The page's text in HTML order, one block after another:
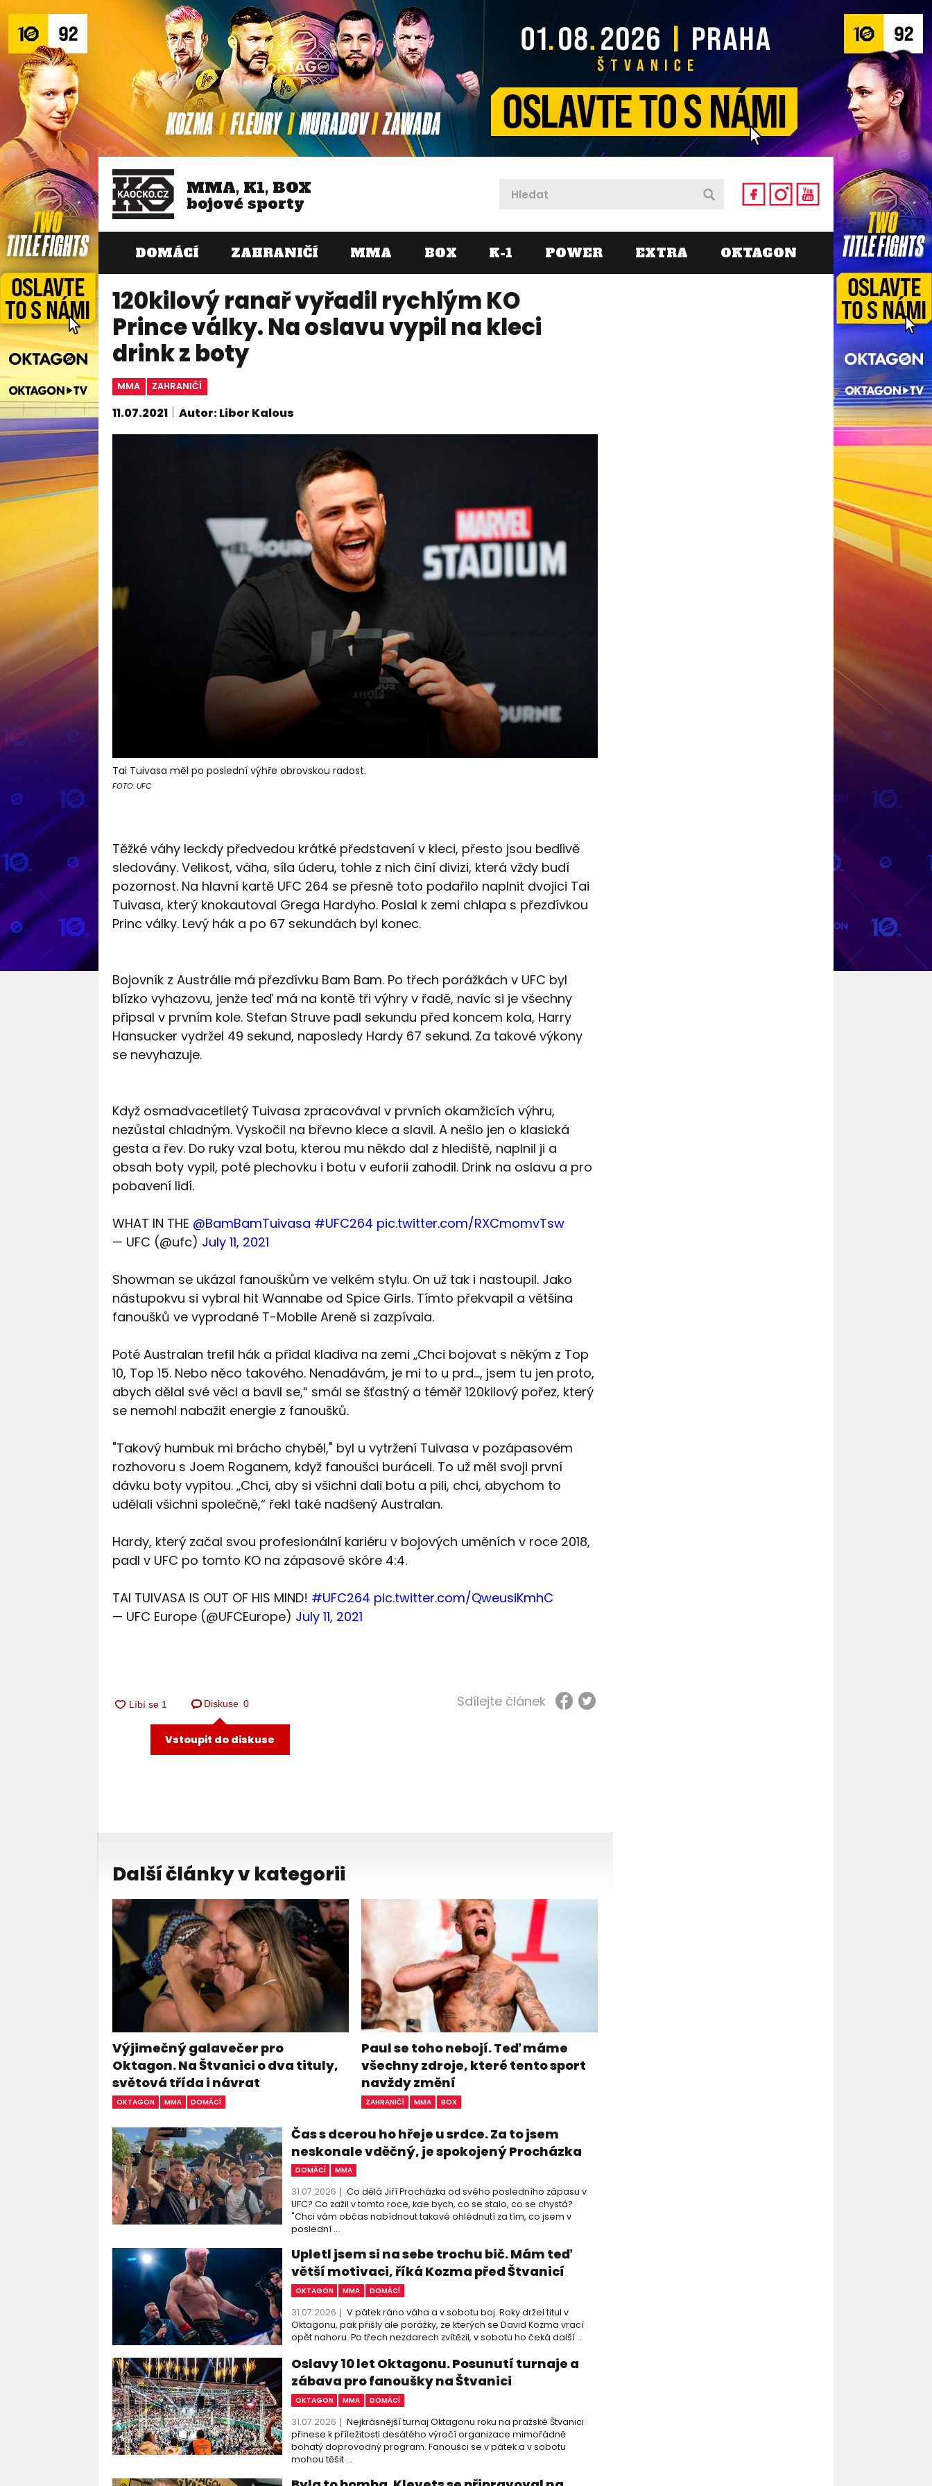
MMA, K1, BOX
bojové sporty
DOMÁCÍ ZAHRANIČÍ MMA BOX K-1 POWER EXTRA OKTAGON
120kilový ranař vyřadil rychlým KO
Prince války. Na oslavu vypil na kleci
drink z boty
MMA ZAHRANIČÍ
11.07.2021 Autor: Libor Kalous
Tai Tuivasa měl po poslední výhře obrovskou radost.
FOTO: UFC
Těžké váhy leckdy předvedou krátké představení v kleci, přesto jsou bedlivě
sledovány. Velikost, váha, síla úderu, tohle z nich činí divizi, která vždy budí
pozornost. Na hlavní kartě UFC 264 se přesně toto podařilo naplnit dvojici Tai
Tuivasa, který knokautoval Grega Hardyho. Poslal k zemi chlapa s přezdívkou
Princ války. Levý hák a po 67 sekundách byl konec.
Bojovník z Austrálie má přezdívku Bam Bam. Po třech porážkách v UFC byl
blízko vyhazovu, jenže teď má na kontě tři výhry v řadě, navíc si je všechny
připsal v prvním kole. Stefan Struve padl sekundu před koncem kola, Harry
Hansucker vydržel 49 sekund, naposledy Hardy 67 sekund. Za takové výkony
se nevyhazuje.
Když osmadvacetiletý Tuivasa zpracovával v prvních okamžicích výhru,
nezůstal chladným. Vyskočil na břevno klece a slavil. A nešlo jen o klasická
gesta a řev. Do ruky vzal botu, kterou mu někdo dal z hlediště, naplnil ji a
obsah boty vypil, poté plechovku i botu v euforii zahodil. Drink na oslavu a pro
pobavení lidí.
WHAT IN THE @BamBamTuivasa #UFC264 pic.twitter.com/RXCmomvTsw
— UFC (@ufc) July 11, 2021
Showman se ukázal fanouškům ve velkém stylu. On už tak i nastoupil. Jako
nástupokvu si vybral hit Wannabe od Spice Girls. Tímto překvapil a většina
fanoušků ve vyprodané T-Mobile Areně si zazpívala.
Poté Australan trefil hák a přidal kladiva na zemi „Chci bojovat s někým z Top
10, Top 15. Nebo něco takového. Nenadávám, je mi to u prd…, jsem tu jen proto,
abych dělal své věci a bavil se,“ smál se šťastný a téměř 120kilový pořez, který
se nemohl nabažit energie z fanoušků.
"Takový humbuk mi brácho chyběl," byl u vytržení Tuivasa v pozápasovém
rozhovoru s Joem Roganem, když fanoušci buráceli. To už měl svoji první
dávku boty vypitou. „Chci, aby si všichni dali botu a pili, chci, abychom to
udělali všichni společně,“ řekl také nadšený Australan.
Hardy, který začal svou profesionální kariéru v bojových uměních v roce 2018,
padl v UFC po tomto KO na zápasové skóre 4:4.
TAI TUIVASA IS OUT OF HIS MIND! #UFC264 pic.twitter.com/QweusiKmhC
— UFC Europe (@UFCEurope) July 11, 2021
Diskuse 0
Vstoupit do diskuse
Sdílejte článek
Další články v kategorii
Výjimečný galavečer pro
Oktagon. Na Štvanici o dva tituly,
světová třída i návrat
OKTAGON MMA DOMÁCÍ
Paul se toho nebojí. Teď máme
všechny zdroje, které tento sport
navždy změní
ZAHRANIČÍ MMA BOX
Čas s dcerou ho hřeje u srdce. Za to jsem
neskonale vděčný, je spokojený Procházka
DOMÁCÍ MMA
31.07.2026
Co dělá Jiří Procházka od svého posledního zápasu v
UFC? Co zažil v tomto roce, kde bych, co se stalo, co se chystá?
"Chci vám občas nabídnout takové ohlédnutí za tím, co jsem v
poslední ...
Upletl jsem si na sebe trochu bič. Mám teď
větší motivaci, říká Kozma před Štvanicí
OKTAGON MMA DOMÁCÍ
31.07.2026
V pátek ráno váha a v sobotu boj. Roky držel titul v
Oktagonu, pak přišly ale porážky, ze kterých se David Kozma vrací
opět nahoru. Po třech nezdarech zvítězil, v sobotu ho čeká další ...
Oslavy 10 let Oktagonu. Posunutí turnaje a
zábava pro fanoušky na Štvanici
OKTAGON MMA DOMÁCÍ
31.07.2026
Nejkrásnější turnaj Oktagonu roku na pražské Štvanici
přinese k příležitosti desátého výročí organizace mimořádně
bohatý doprovodný program. Fanoušci se v pátek a v sobotu
mohou těšit ...